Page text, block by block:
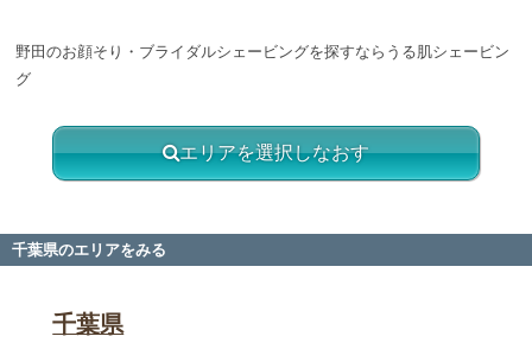
野田のお顔そり・ブライダルシェービングを探すならうる肌シェービン
グ
エリアを選択しなおす
千葉県のエリアをみる
千葉県